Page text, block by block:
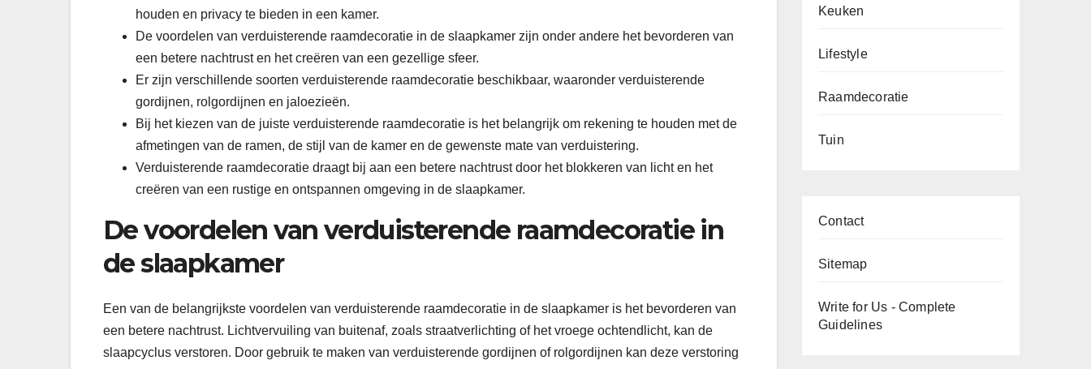
houden en privacy te bieden in een kamer.
De voordelen van verduisterende raamdecoratie in de slaapkamer zijn onder andere het bevorderen van
een betere nachtrust en het creëren van een gezellige sfeer.
Er zijn verschillende soorten verduisterende raamdecoratie beschikbaar, waaronder verduisterende
gordijnen, rolgordijnen en jaloezieën.
Bij het kiezen van de juiste verduisterende raamdecoratie is het belangrijk om rekening te houden met de
afmetingen van de ramen, de stijl van de kamer en de gewenste mate van verduistering.
Verduisterende raamdecoratie draagt bij aan een betere nachtrust door het blokkeren van licht en het
creëren van een rustige en ontspannen omgeving in de slaapkamer.
De voordelen van verduisterende raamdecoratie in
de slaapkamer
Een van de belangrijkste voordelen van verduisterende raamdecoratie in de slaapkamer is het bevorderen van
een betere nachtrust. Lichtvervuiling van buitenaf, zoals straatverlichting of het vroege ochtendlicht, kan de
slaapcyclus verstoren. Door gebruik te maken van verduisterende gordijnen of rolgordijnen kan deze verstoring
Keuken
Lifestyle
Raamdecoratie
Tuin
Contact
Sitemap
Write for Us - Complete
Guidelines